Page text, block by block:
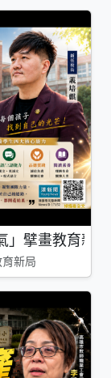
擘畫教育新局
新局